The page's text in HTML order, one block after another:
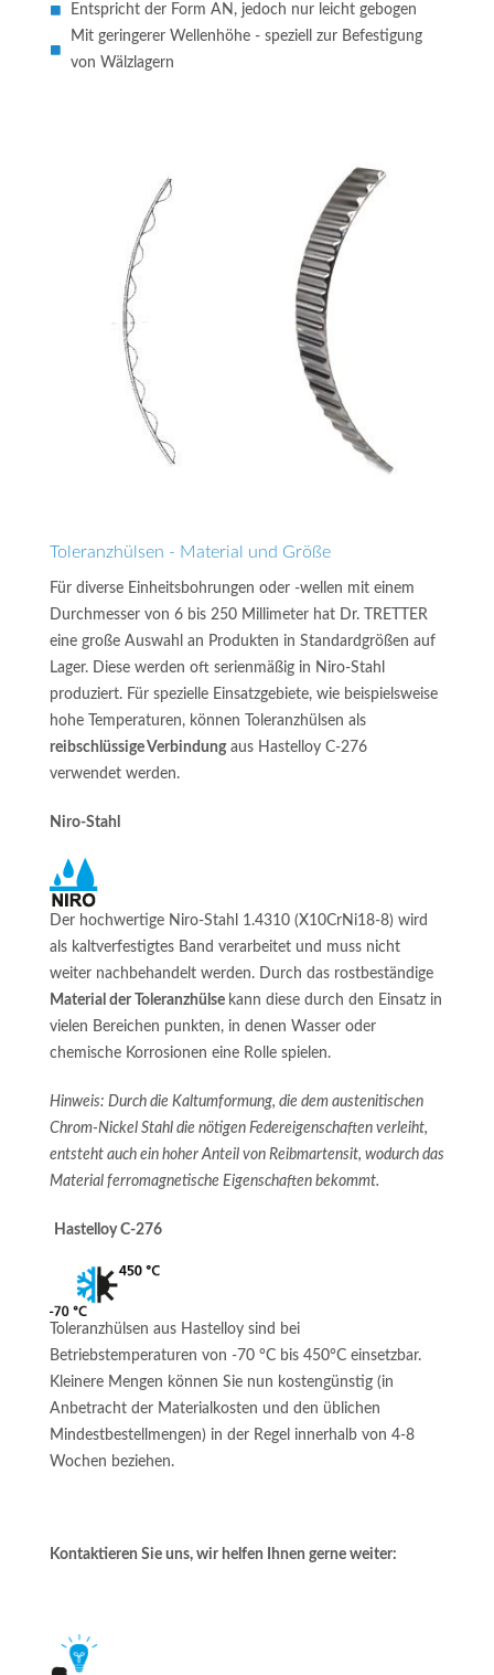
Entspricht der Form AN, jedoch nur leicht gebogen
Mit geringerer Wellenhöhe - speziell zur Befestigung
von Wälzlagern
Toleranzhülsen - Material und Größe
Für diverse Einheitsbohrungen oder -wellen mit einem
Durchmesser von 6 bis 250 Millimeter hat Dr. TRETTER
eine große Auswahl an Produkten in Standardgrößen auf
Lager. Diese werden oft serienmäßig in Niro-Stahl
produziert. Für spezielle Einsatzgebiete, wie beispielsweise
hohe Temperaturen, können Toleranzhülsen als
reibschlüssige Verbindungaus Hastelloy C-276
verwendet werden.
Niro-Stahl
Der hochwertige Niro-Stahl 1.4310 (X10CrNi18-8) wird
als kaltverfestigtes Band verarbeitet und muss nicht
weiter nachbehandelt werden. Durch das rostbeständige
Material der Toleranzhülse kann diese durch den Einsatz in
vielen Bereichen punkten, in denen Wasser oder
chemische Korrosionen eine Rolle spielen.
Hinweis: Durch die Kaltumformung, die dem austenitischen
Chrom-Nickel Stahl die nötigen Federeigenschaften verleiht,
entsteht auch ein hoher Anteil von Reibmartensit, wodurch das
Material ferromagnetische Eigenschaften bekommt.
Hastelloy C-276
Toleranzhülsen aus Hastelloy sind bei
Betriebstemperaturen von -70 °C bis 450°C einsetzbar.
Kleinere Mengen können Sie nun kostengünstig (in
Anbetracht der Materialkosten und den üblichen
Mindestbestellmengen) in der Regel innerhalb von 4-8
Wochen beziehen.
Kontaktieren Sie uns, wir helfen Ihnen gerne weiter: